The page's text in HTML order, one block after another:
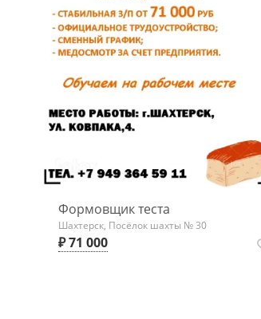
Формовщик теста
Шахтерск, Посёлок шахты № 30
₽ 71 000